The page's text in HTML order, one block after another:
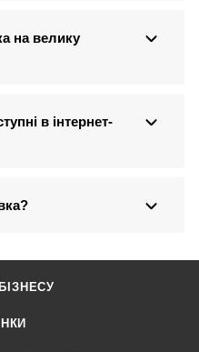
на велику
в інтернет-